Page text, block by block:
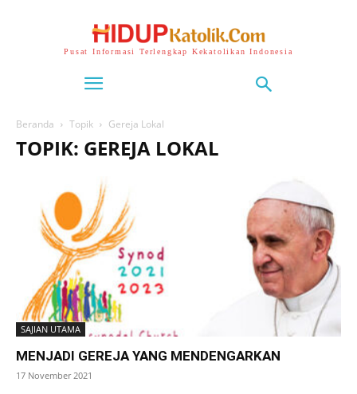
Pusat Informasi Terlengkap Kekatolikan Indonesia
Beranda Topik Gereja Lokal
TOPIK: GEREJA LOKAL
SAJIAN UTAMA
MENJADI GEREJA YANG MENDENGARKAN
17 November 2021